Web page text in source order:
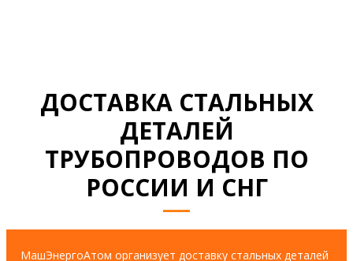
ДОСТАВКА СТАЛЬНЫХ
ДЕТАЛЕЙ
ТРУБОПРОВОДОВ ПО
РОССИИ И СНГ
МашЭнергоАтом организует доставку стальных деталей